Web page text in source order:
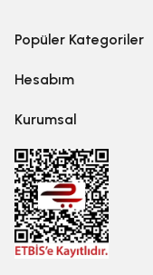
Popüler Kategoriler
Hesabım
Kurumsal